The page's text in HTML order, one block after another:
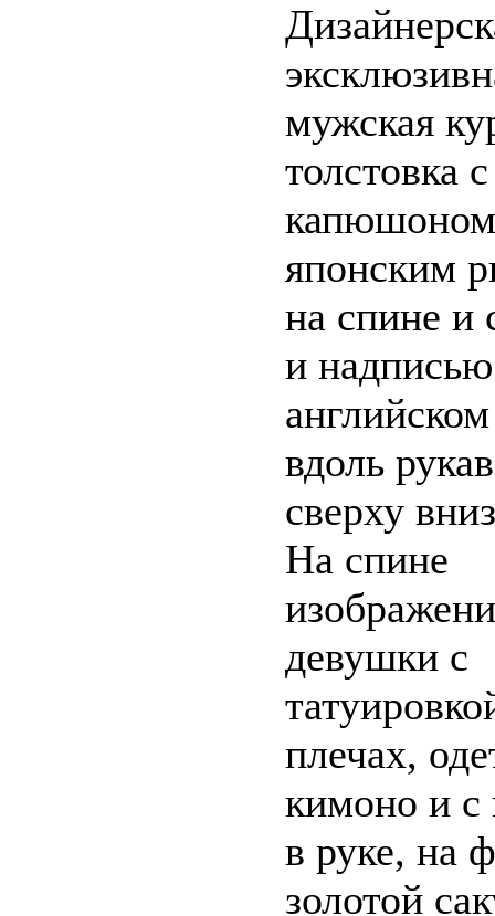
мужская
толстовка с
японским
на спине и
и
вдоль
сверху
На спине
девушки с
плечах,
кимоно и с
в руке, на
золотой